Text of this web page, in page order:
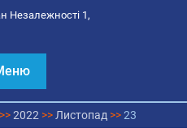
Незалежності 1,
>>2022 >> Листопад >>23